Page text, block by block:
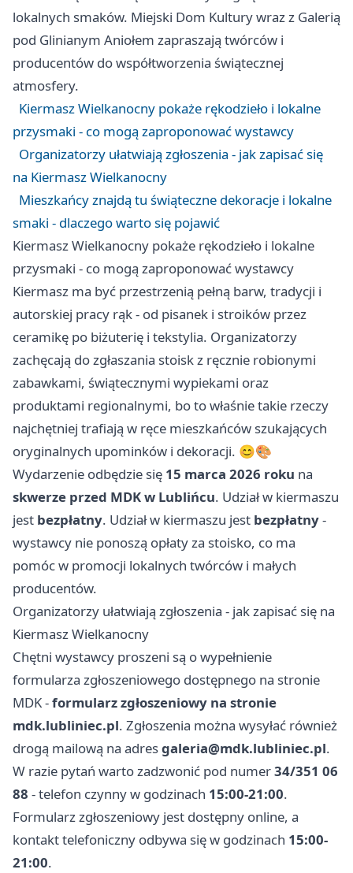
lokalnych smaków. Miejski Dom Kultury wraz z Galerią
pod Glinianym Aniołem zapraszają twórców i
producentów do współtworzenia świątecznej
atmosfery.
Kiermasz Wielkanocny pokaże rękodzieło i lokalne
przysmaki - co mogą zaproponować wystawcy
Organizatorzy ułatwiają zgłoszenia - jak zapisać się
na Kiermasz Wielkanocny
Mieszkańcy znajdą tu świąteczne dekoracje i lokalne
smaki - dlaczego warto się pojawić
Kiermasz Wielkanocny pokaże rękodzieło i lokalne
przysmaki - co mogą zaproponować wystawcy
Kiermasz ma być przestrzenią pełną barw, tradycji i
autorskiej pracy rąk - od pisanek i stroików przez
ceramikę po biżuterię i tekstylia. Organizatorzy
zachęcają do zgłaszania stoisk z ręcznie robionymi
zabawkami, świątecznymi wypiekami oraz
produktami regionalnymi, bo to właśnie takie rzeczy
najchętniej trafiają w ręce mieszkańców szukających
oryginalnych upominków i dekoracji. 😊🎨
Wydarzenie odbędzie się 15 marca 2026 roku na
skwerze przed MDK w Lublińcu. Udział w kiermaszu
jest bezpłatny. Udział w kiermaszu jest bezpłatny-
wystawcy nie ponoszą opłaty za stoisko, co ma
pomóc w promocji lokalnych twórców i małych
producentów.
Organizatorzy ułatwiają zgłoszenia - jak zapisać się na
Kiermasz Wielkanocny
Chętni wystawcy proszeni są o wypełnienie
formularza zgłoszeniowego dostępnego na stronie
MDK -formularz zgłoszeniowy na stronie
mdk.lubliniec.pl. Zgłoszenia można wysyłać również
drogą mailową na adresgaleria@mdk.lubliniec.pl.
W razie pytań warto zadzwonić pod numer34/351 06
88 - telefon czynny w godzinach 15:00-21:00.
Formularz zgłoszeniowy jest dostępny online, a
kontakt telefoniczny odbywa się w godzinach 15:00-
21:00.